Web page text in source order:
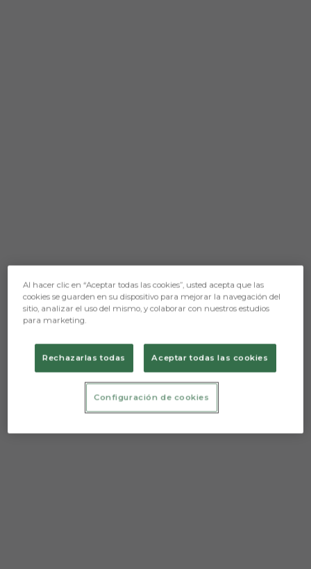
Al hacer clic en “Aceptar todas las cookies”, usted acepta que las
cookies se guarden en su dispositivo para mejorar la navegación del
sitio, analizar el uso del mismo, y colaborar con nuestros estudios
para marketing.
Rechazarlas todas Aceptar todas las cookies
Configuración de cookies